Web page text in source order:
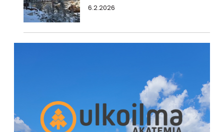
6.2.2026